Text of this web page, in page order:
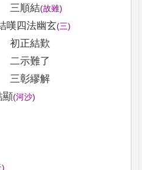
三順結(故雖)
嘆四法幽玄(三)
初正結歎
二示難了
三彰繆解
顯(河沙)
)